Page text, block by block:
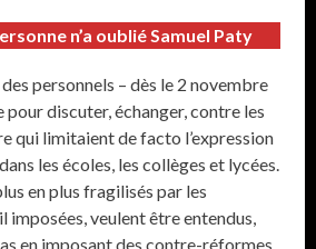
n’a oublié Samuel Paty
personnels – dès le 2 novembre
pour discuter, échanger, contre les
qui limitaient de facto l’expression
les écoles, les collèges et lycées.
en plus fragilisés par les
veulent être entendus,
en imposant des contre-réformes